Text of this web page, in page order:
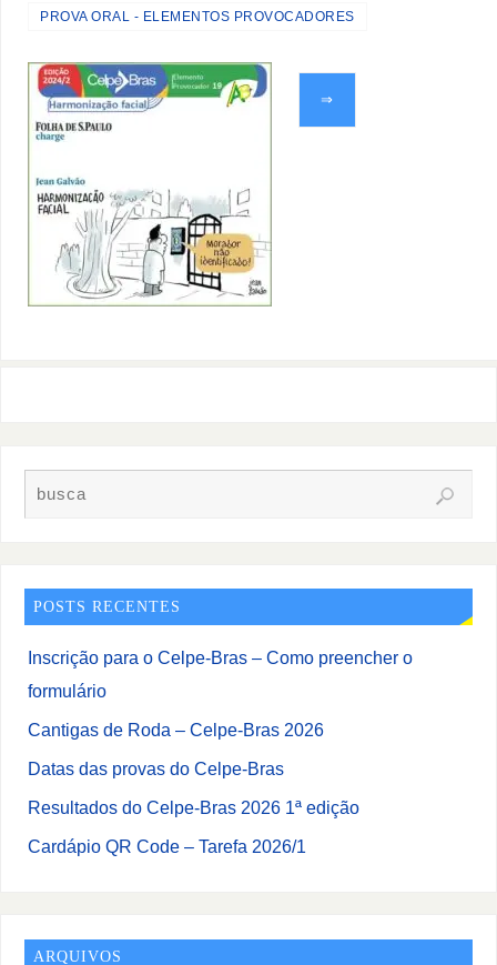
PROVA ORAL - ELEMENTOS PROVOCADORES
⇒
POSTS RECENTES
Inscrição para o Celpe-Bras – Como preencher o
formulário
Cantigas de Roda – Celpe-Bras 2026
Datas das provas do Celpe-Bras
Resultados do Celpe-Bras 2026 1ª edição
Cardápio QR Code – Tarefa 2026/1
ARQUIVOS